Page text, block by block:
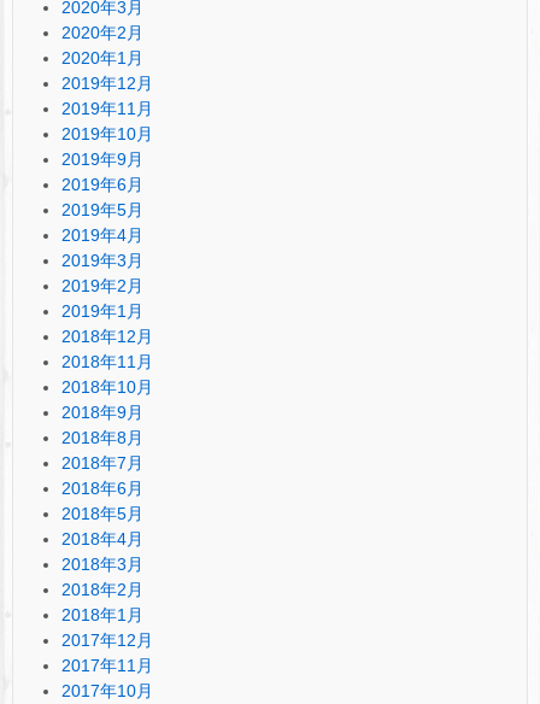
2020年3月
2020年2月
2020年1月
2019年12月
2019年11月
2019年10月
2019年9月
2019年6月
2019年5月
2019年4月
2019年3月
2019年2月
2019年1月
2018年12月
2018年11月
2018年10月
2018年9月
2018年8月
2018年7月
2018年6月
2018年5月
2018年4月
2018年3月
2018年2月
2018年1月
2017年12月
2017年11月
2017年10月